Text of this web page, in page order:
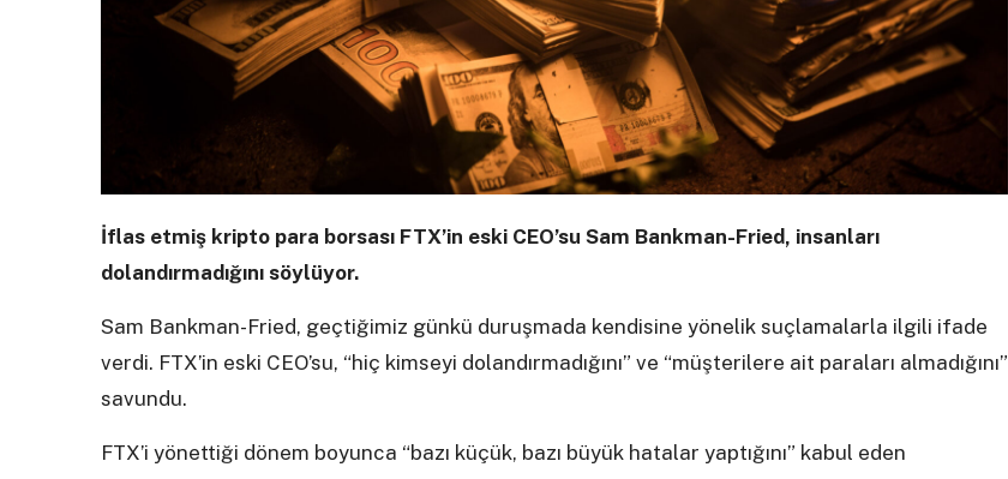
İflas etmiş kripto para borsası FTX’in eski CEO’su Sam Bankman-Fried, insanları
dolandırmadığını söylüyor.
Sam Bankman-Fried, geçtiğimiz günkü duruşmada kendisine yönelik suçlamalarla ilgili ifade
verdi. FTX’in eski CEO’su, “hiç kimseyi dolandırmadığını” ve “müşterilere ait paraları almadığını”
savundu.
FTX’i yönettiği dönem boyunca “bazı küçük, bazı büyük hatalar yaptığını” kabul eden